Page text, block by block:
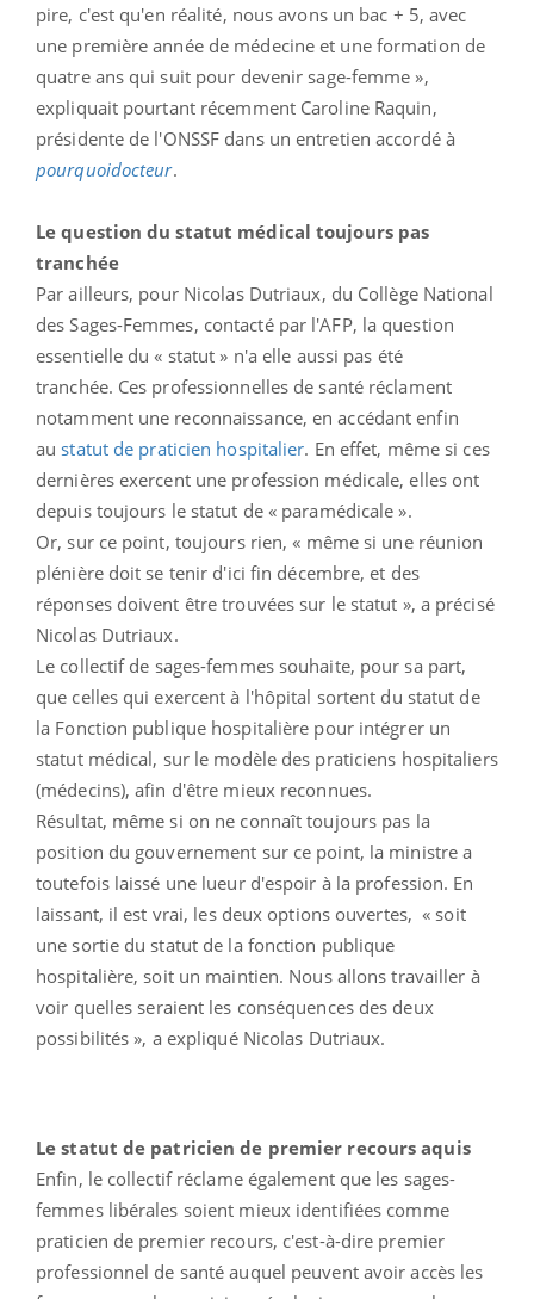
pire, c'est qu'en réalité, nous avons un bac + 5, avec
une première année de médecine et une formation de
quatre ans qui suit pour devenir sage-femme »,
expliquait pourtant récemment Caroline Raquin,
présidente de l'ONSSF dans un entretien accordé à
pourquoidocteur.
Le question du statut médical toujours pas
tranchée
Par ailleurs, pour Nicolas Dutriaux, du Collège National
des Sages-Femmes, contacté par l'AFP, la question
essentielle du « statut » n'a elle aussi pas été
tranchée. Ces professionnelles de santé réclament
notamment une reconnaissance, en accédant enfin
au statut de praticien hospitalier. En effet, même si ces
dernières exercent une profession médicale, elles ont
depuis toujours le statut de « paramédicale ».
Or, sur ce point, toujours rien, « même si une réunion
plénière doit se tenir d'ici fin décembre, et des
réponses doivent être trouvées sur le statut », a précisé
Nicolas Dutriaux.
Le collectif de sages-femmes souhaite, pour sa part,
que celles qui exercent à l'hôpital sortent du statut de
la Fonction publique hospitalière pour intégrer un
statut médical, sur le modèle des praticiens hospitaliers
(médecins), afin d'être mieux reconnues.
Résultat, même si on ne connaît toujours pas la
position du gouvernement sur ce point, la ministre a
toutefois laissé une lueur d'espoir à la profession. En
laissant, il est vrai, les deux options ouvertes, « soit
une sortie du statut de la fonction publique
hospitalière, soit un maintien. Nous allons travailler à
voir quelles seraient les conséquences des deux
possibilités », a expliqué Nicolas Dutriaux.
Le statut de patricien de premier recours aquis
Enfin, le collectif réclame également que les sages-
femmes libérales soient mieux identifiées comme
praticien de premier recours, c'est-à-dire premier
professionnel de santé auquel peuvent avoir accès les